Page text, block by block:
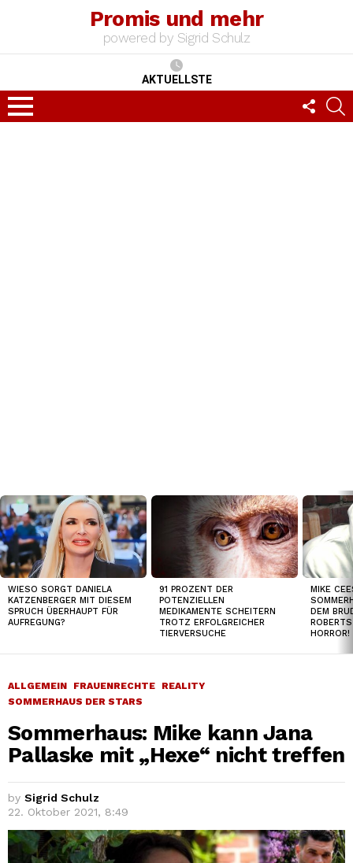
Promis und mehr
powered by Sigrid Schulz
AKTUELLSTE
Menu
US
TOP
NEWS
WIESO SORGT DANIELA
KATZENBERGER MIT DIESEM
SPRUCH ÜBERHAUPT FÜR
AUFREGUNG?
91 PROZENT DER
POTENZIELLEN
MEDIKAMENTE SCHEITERN
TROTZ ERFOLGREICHER
TIERVERSUCHE
MIKE
DEM
HORROR!
ALLGEMEIN FRAUENRECHTE
REALITY
SOMMERHAUS DER STARS
Sommerhaus: Mike kann Jana
Pallaske mit „Hexe“ nicht treffen
by Sigrid Schulz
22. Oktober 2021, 8:49